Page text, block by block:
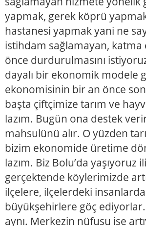
yapmak, gerek köprü
hastanesi yapmak yani ne
istihdam sağlamayan,
önce durdurulmasını
dayalı bir ekonomik modele
ekonomisinin bir an önce
başta çiftçimize tarım ve
lazım. Bugün ona destek
mahsulünü alır. O yüzden
bizim ekonomide üretime
lazım. Biz Bolu’da
gerçektende köylerimizde
ilçelere, ilçelerdeki
büyükşehirlere göç ediyorlar.
aynı. Merkezin nüfusu ise